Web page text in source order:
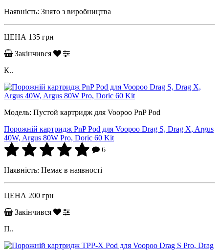
Наявність: Знято з виробництва
ЦЕНА 135 грн
Закінчився
К..
Модель: Пустой картридж для Voopoo PnP Pod
Порожній картридж PnP Pod для Voopoo Drag S, Drag X, Argus
40W, Argus 80W Pro, Doric 60 Kit
6
Наявність: Немає в наявності
ЦЕНА 200 грн
Закінчився
П..